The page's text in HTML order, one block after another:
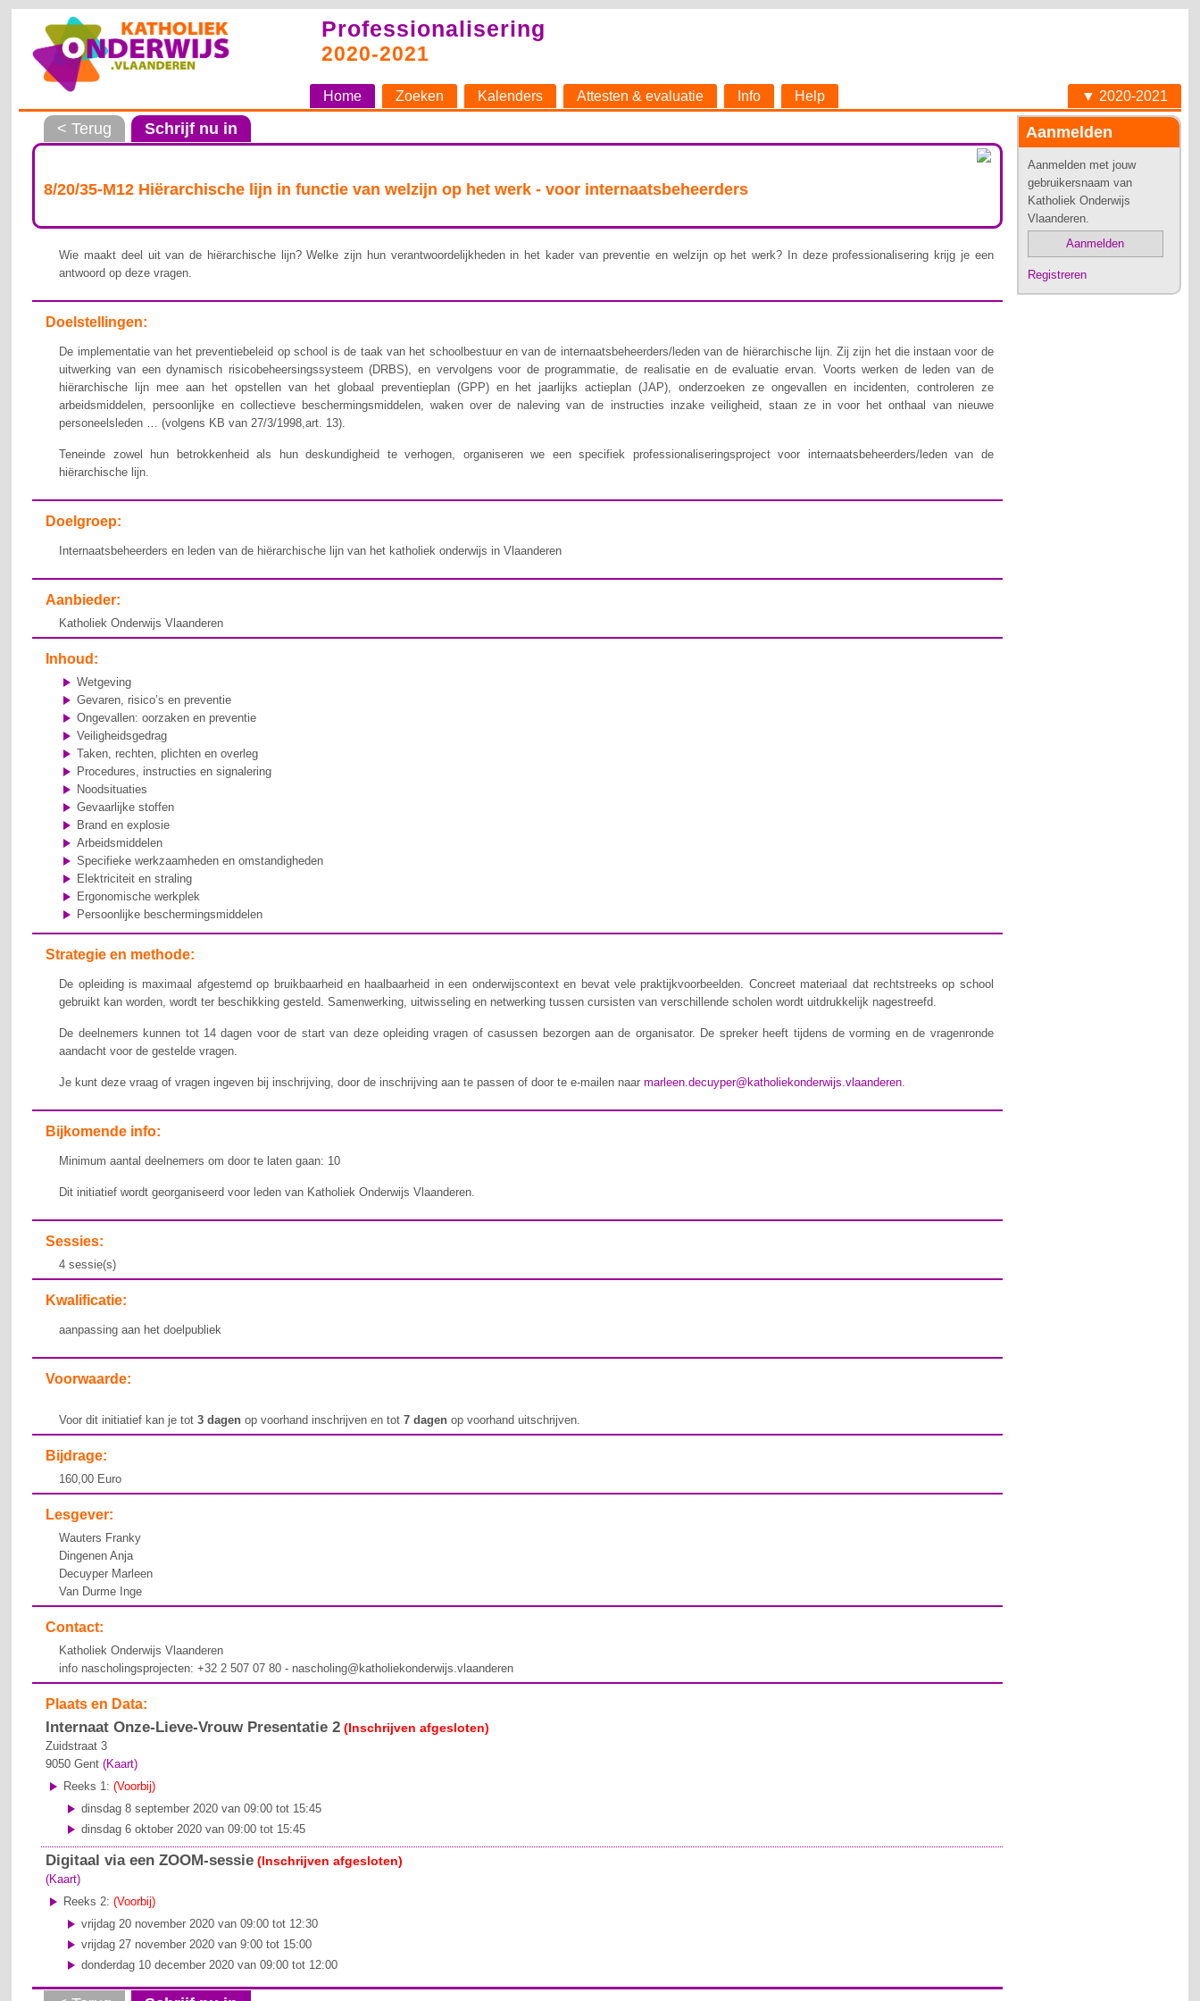
Professionalisering
2020-2021
Home Zoeken Kalenders Attesten & evaluatie Info Help ▼ 2020-2021
Aanmelden
Aanmelden met jouw
gebruikersnaam van
Katholiek Onderwijs
Vlaanderen.
Aanmelden
Registreren
< Terug Schrijf nu in
8/20/35-M12 Hiërarchische lijn in functie van welzijn op het werk - voor internaatsbeheerders
Wie maakt deel uit van de hiërarchische lijn? Welke zijn hun verantwoordelijkheden in het kader van preventie en welzijn op het werk? In deze professionalisering krijg je een
antwoord op deze vragen.
Doelstellingen:
De implementatie van het preventiebeleid op school is de taak van het schoolbestuur en van de internaatsbeheerders/leden van de hiërarchische lijn. Zij zijn het die instaan voor de
uitwerking van een dynamisch risicobeheersingssysteem (DRBS), en vervolgens voor de programmatie, de realisatie en de evaluatie ervan. Voorts werken de leden van de
hiërarchische lijn mee aan het opstellen van het globaal preventieplan (GPP) en het jaarlijks actieplan (JAP), onderzoeken ze ongevallen en incidenten, controleren ze
arbeidsmiddelen, persoonlijke en collectieve beschermingsmiddelen, waken over de naleving van de instructies inzake veiligheid, staan ze in voor het onthaal van nieuwe
personeelsleden … (volgens KB van 27/3/1998,art. 13).
Teneinde zowel hun betrokkenheid als hun deskundigheid te verhogen, organiseren we een specifiek professionaliseringsproject voor internaatsbeheerders/leden van de
hiërarchische lijn.
Doelgroep:
Internaatsbeheerders en leden van de hiërarchische lijn van het katholiek onderwijs in Vlaanderen
Aanbieder:
Katholiek Onderwijs Vlaanderen
Inhoud:
Wetgeving
Gevaren, risico’s en preventie
Ongevallen: oorzaken en preventie
Veiligheidsgedrag
Taken, rechten, plichten en overleg
Procedures, instructies en signalering
Noodsituaties
Gevaarlijke stoffen
Brand en explosie
Arbeidsmiddelen
Specifieke werkzaamheden en omstandigheden
Elektriciteit en straling
Ergonomische werkplek
Persoonlijke beschermingsmiddelen
Strategie en methode:
De opleiding is maximaal afgestemd op bruikbaarheid en haalbaarheid in een onderwijscontext en bevat vele praktijkvoorbeelden. Concreet materiaal dat rechtstreeks op school
gebruikt kan worden, wordt ter beschikking gesteld. Samenwerking, uitwisseling en netwerking tussen cursisten van verschillende scholen wordt uitdrukkelijk nagestreefd.
De deelnemers kunnen tot 14 dagen voor de start van deze opleiding vragen of casussen bezorgen aan de organisator. De spreker heeft tijdens de vorming en de vragenronde
aandacht voor de gestelde vragen.
Je kunt deze vraag of vragen ingeven bij inschrijving, door de inschrijving aan te passen of door te e-mailen naarmarleen.decuyper@katholiekonderwijs.vlaanderen.
Bijkomende info:
Minimum aantal deelnemers om door te laten gaan: 10
Dit initiatief wordt georganiseerd voor leden van Katholiek Onderwijs Vlaanderen.
Sessies:
4 sessie(s)
Kwalificatie:
aanpassing aan het doelpubliek
Voorwaarde:
Voor dit initiatief kan je tot3 dagen op voorhand inschrijven en tot7 dagenop voorhand uitschrijven.
Bijdrage:
160,00 Euro
Lesgever:
Wauters Franky
Dingenen Anja
Decuyper Marleen
Van Durme Inge
Contact:
Katholiek Onderwijs Vlaanderen
info nascholingsprojecten: +32 2 507 07 80 - nascholing@katholiekonderwijs.vlaanderen
Plaats en Data:
Internaat Onze-Lieve-Vrouw Presentatie 2 (Inschrijven afgesloten)
Zuidstraat 3
9050 Gent (Kaart)
Reeks 1:(Voorbij)
dinsdag 8 september 2020 van 09:00 tot 15:45
dinsdag 6 oktober 2020 van 09:00 tot 15:45
Digitaal via een ZOOM-sessie (Inschrijven afgesloten)
(Kaart)
Reeks 2:(Voorbij)
vrijdag 20 november 2020 van 09:00 tot 12:30
vrijdag 27 november 2020 van 9:00 tot 15:00
donderdag 10 december 2020 van 09:00 tot 12:00